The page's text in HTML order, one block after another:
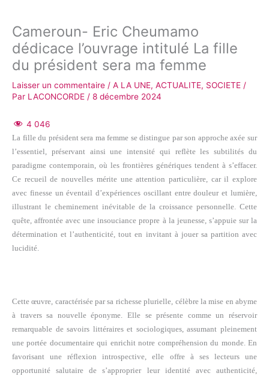
Cameroun- Eric Cheumamo
dédicace l’ouvrage intitulé La fille
du président sera ma femme
Laisser un commentaire / A LA UNE, ACTUALITE, SOCIETE /
Par LACONCORDE / 8 décembre 2024
4 046
La fille du président sera ma femme se distingue par son approche axée sur
l’essentiel, préservant ainsi une intensité qui reflète les subtilités du
paradigme contemporain, où les frontières génériques tendent à s’effacer.
Ce recueil de nouvelles mérite une attention particulière, car il explore
avec finesse un éventail d’expériences oscillant entre douleur et lumière,
illustrant le cheminement inévitable de la croissance personnelle. Cette
quête, affrontée avec une insouciance propre à la jeunesse, s’appuie sur la
détermination et l’authenticité, tout en invitant à jouer sa partition avec
lucidité.
Cette œuvre, caractérisée par sa richesse plurielle, célèbre la mise en abyme
à travers sa nouvelle éponyme. Elle se présente comme un réservoir
remarquable de savoirs littéraires et sociologiques, assumant pleinement
une portée documentaire qui enrichit notre compréhension du monde. En
favorisant une réflexion introspective, elle offre à ses lecteurs une
opportunité salutaire de s’approprier leur identité avec authenticité,